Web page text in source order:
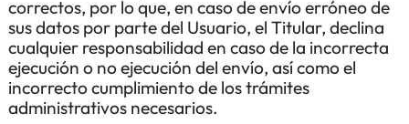
correctos, por lo que, en caso de envío erróneo de
sus datos por parte del Usuario, el Titular, declina
cualquier responsabilidad en caso de la incorrecta
ejecución o no ejecución del envío, así como el
incorrecto cumplimiento de los trámites
administrativos necesarios.